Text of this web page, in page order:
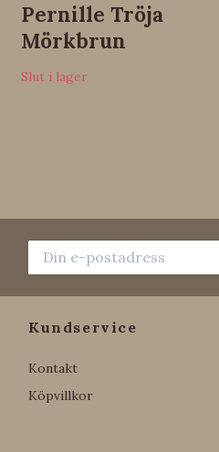
Pernille Tröja
Mörkbrun
Slut i lager
Kundservice
Kontakt
Köpvillkor